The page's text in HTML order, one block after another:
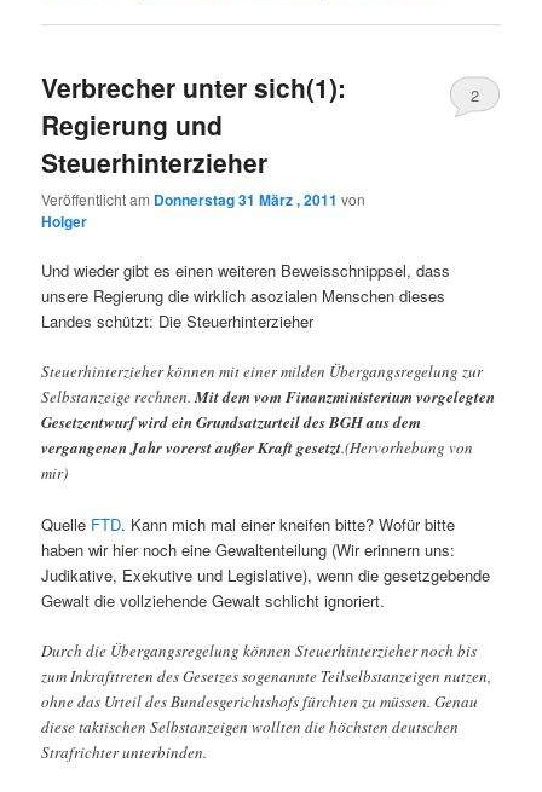
Verbrecher unter sich(1):
Regierung und
Steuerhinterzieher
Veröffentlicht am Donnerstag 31 März , 2011 von
Holger
2
Und wieder gibt es einen weiteren Beweisschnippsel, dass
unsere Regierung die wirklich asozialen Menschen dieses
Landes schützt: Die Steuerhinterzieher
Steuerhinterzieher können mit einer milden Übergangsregelung zur
Selbstanzeige rechnen.Mit dem vom Finanzministerium vorgelegten
Gesetzentwurf wird ein Grundsatzurteil des BGH aus dem
vergangenen Jahr vorerst außer Kraft gesetzt.(Hervorhebung von
mir)
Quelle FTD. Kann mich mal einer kneifen bitte? Wofür bitte
haben wir hier noch eine Gewaltenteilung (Wir erinnern uns:
Judikative, Exekutive und Legislative), wenn die gesetzgebende
Gewalt die vollziehende Gewalt schlicht ignoriert.
Durch die Übergangsregelung können Steuerhinterzieher noch bis
zum Inkrafttreten des Gesetzes sogenannte Teilselbstanzeigen nutzen,
ohne das Urteil des Bundesgerichtshofs fürchten zu müssen. Genau
diese taktischen Selbstanzeigen wollten die höchsten deutschen
Strafrichter unterbinden.